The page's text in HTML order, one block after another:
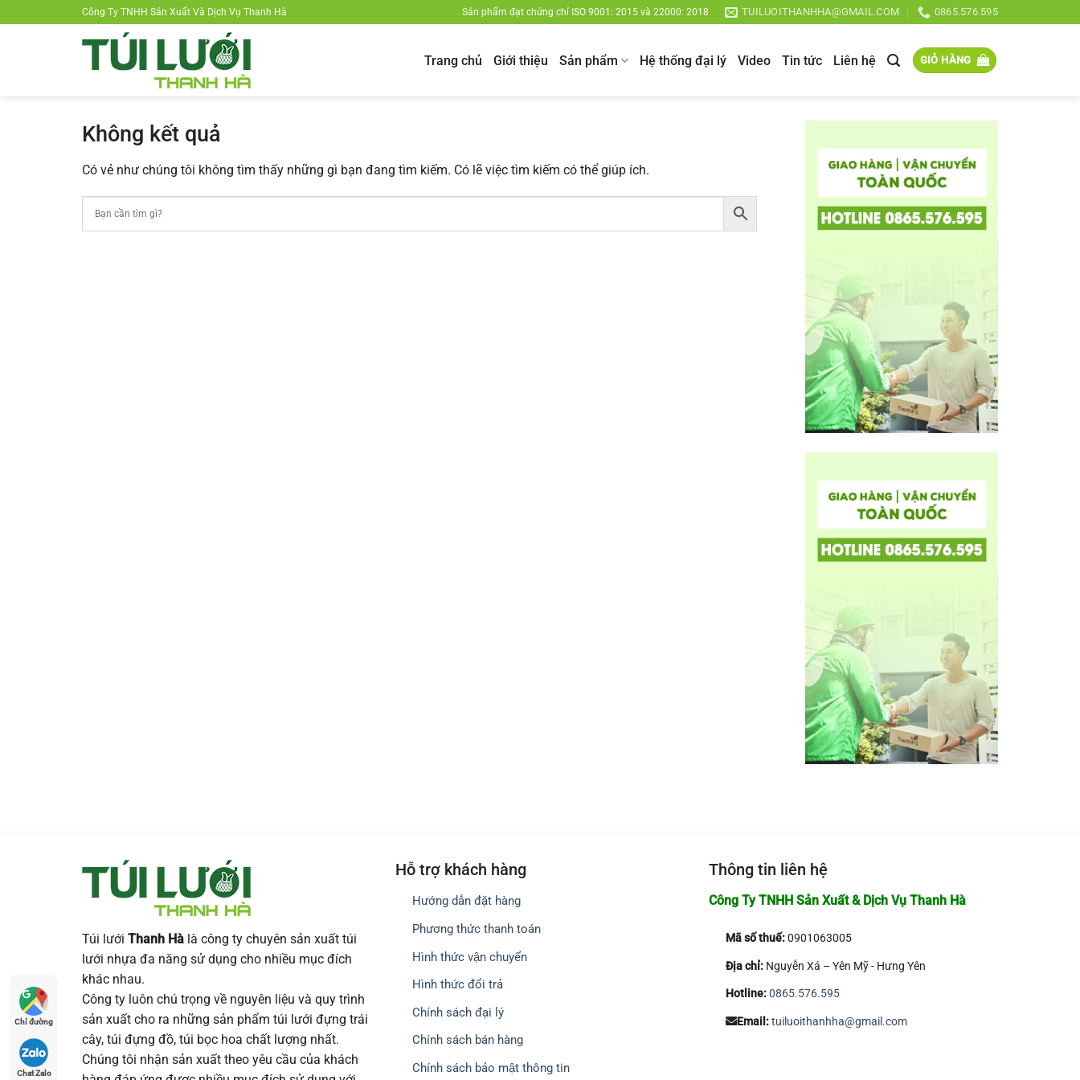
đến
Công Ty TNHH Sản Xuất Và Dịch Vụ Thanh Hà Sản phẩm đạt chứng chỉ ISO 9001: 2015 và 22000: 2018 TUILUOITHANHHA@GMAIL.COM 0865.576.595
Trang chủ Giới thiệu Sản phẩm Hệ thống đại lý Video Tin tức Liên hệ GIỎ HÀNG
Không kết quả
Có vẻ như chúng tôi không tìm thấy những gì bạn đang tìm kiếm. Có lẽ việc tìm kiếm có thể giúp ích.
Túi lưới Thanh Hà là công ty chuyên sản xuất túi
lưới nhựa đa năng sử dụng cho nhiều mục đích
khác nhau.
Công ty luôn chú trọng về nguyên liệu và quy trình
sản xuất cho ra những sản phẩm túi lưới đựng trái
cây, túi đựng đồ, túi bọc hoa chất lượng nhất.
Chúng tôi nhận sản xuất theo yêu cầu của khách
Hỗ trợ khách hàng
Hướng dẫn đặt hàng
Phương thức thanh toán
Hình thức vận chuyển
Hình thức đổi trả
Chính sách đại lý
Chính sách bán hàng
Chính sách bảo mật thông tin
Thông tin liên hệ
Công Ty TNHH Sản Xuất & Dịch Vụ Thanh Hà
Mã số thuế:0901063005
Địa chỉ:Nguyễn Xá – Yên Mỹ - Hưng Yên
Hotline:0865.576.595
Email:tuiluoithanhha@gmail.com
Chỉ đường
Chat Zalo